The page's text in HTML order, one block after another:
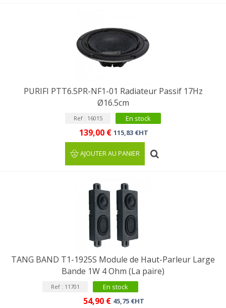
PURIFI PTT6.5PR-NF1-01 Radiateur Passif 17Hz
Ø16.5cm
Ref : 16015 En stock
139,00 € 115,83 €HT
AJOUTER AU PANIER
TANG BAND T1-1925S Module de Haut-Parleur Large
Bande 1W 4 Ohm (La paire)
Ref : 11701 En stock
54,90 € 45,75 €HT